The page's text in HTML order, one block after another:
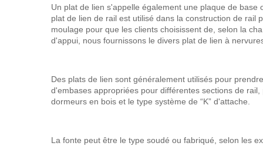
Un plat de lien s'appelle également une plaque de
plat de lien de rail est utilisé dans la construction de
moulage pour que les clients choisissent de, selon la
d'appui, nous fournissons le divers plat de lien à
Des plats de lien sont généralement utilisés pour
d'embases appropriées pour différentes sections de
dormeurs en bois et le type système de “K” d'attache.
La fonte peut être le type soudé ou fabriqué, selon les